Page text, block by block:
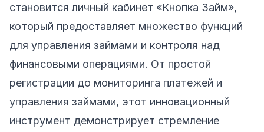
становится личный кабинет «Кнопка Займ»,
который предоставляет множество функций
для управления займами и контроля над
финансовыми операциями. От простой
регистрации до мониторинга платежей и
управления займами, этот инновационный
инструмент демонстрирует стремление